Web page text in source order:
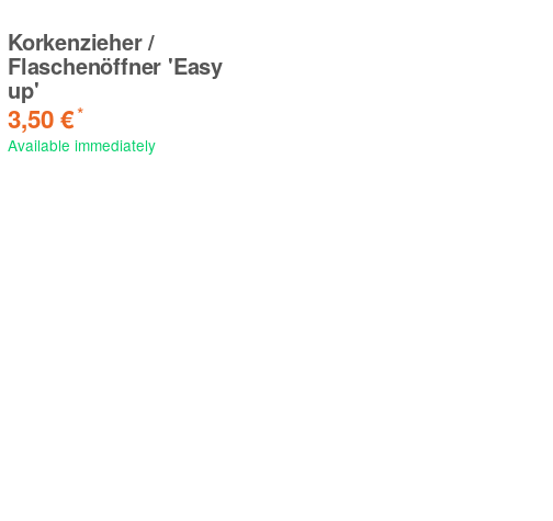
Korkenzieher /
Flaschenöffner 'Easy
up'
3,50 €*
Available immediately